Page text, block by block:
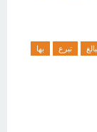
تبرع
بها